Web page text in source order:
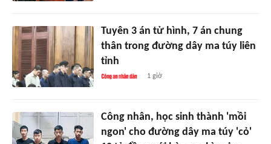
Tuyên 3 án tử hình, 7 án chung
thân trong đường dây ma túy liên
tỉnh
1 giờ
Công nhân, học sinh thành 'mồi
ngon' cho đường dây ma túy 'cỏ'